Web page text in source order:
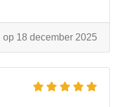
op 18 december 2025